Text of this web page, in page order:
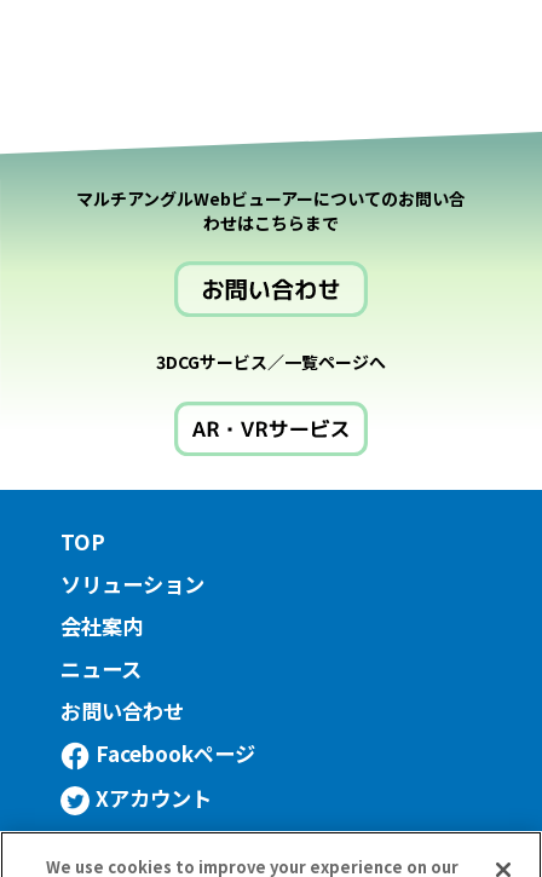
マルチアングルWebビューアーについてのお問い合
わせはこちらまで
3DCGサービス／一覧ページへ
TOP
ソリューション
会社案内
ニュース
お問い合わせ
Facebookページ
Xアカウント
NISSHA株式会社
We use cookies to improve your experience on our